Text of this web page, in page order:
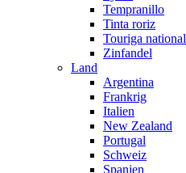
Tempranillo
Tinta roriz
Touriga national
Zinfandel
Land
Argentina
Frankrig
Italien
New Zealand
Portugal
Schweiz
Spanien